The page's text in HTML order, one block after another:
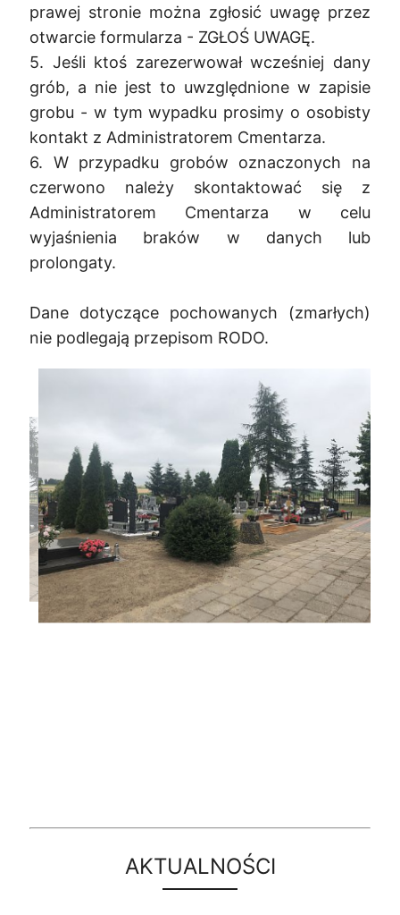
prawej stronie można zgłosić uwagę przez
otwarcie formularza - ZGŁOŚ UWAGĘ.
5. Jeśli ktoś zarezerwował wcześniej dany
grób, a nie jest to uwzględnione w zapisie
grobu - w tym wypadku prosimy o osobisty
kontakt z Administratorem Cmentarza.
6. W przypadku grobów oznaczonych na
czerwono należy skontaktować się z
Administratorem Cmentarza w celu
wyjaśnienia braków w danych lub
prolongaty.
Dane dotyczące pochowanych (zmarłych)
nie podlegają przepisom RODO.
AKTUALNOŚCI